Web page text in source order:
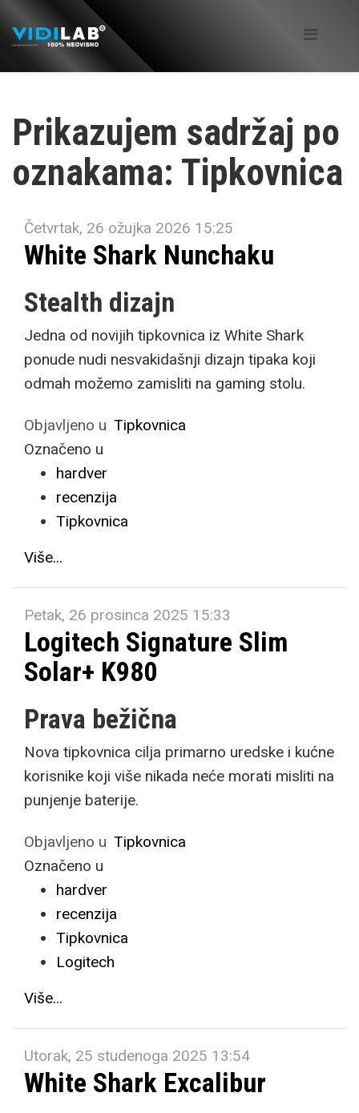
Prikazujem sadržaj po
oznakama: Tipkovnica
Četvrtak, 26 ožujka 2026 15:25
White Shark Nunchaku
Stealth dizajn
Jedna od novijih tipkovnica iz White Shark
ponude nudi nesvakidašnji dizajn tipaka koji
odmah možemo zamisliti na gaming stolu.
Objavljeno u Tipkovnica
Označeno u
hardver
recenzija
Tipkovnica
Više...
Petak, 26 prosinca 2025 15:33
Logitech Signature Slim
Solar+ K980
Prava bežična
Nova tipkovnica cilja primarno uredske i kućne
korisnike koji više nikada neće morati misliti na
punjenje baterije.
Objavljeno u Tipkovnica
Označeno u
hardver
recenzija
Tipkovnica
Logitech
Više...
Utorak, 25 studenoga 2025 13:54
White Shark Excalibur